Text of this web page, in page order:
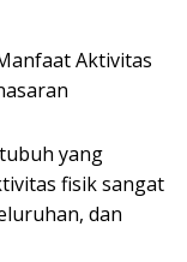
yang
fisik sangat
dan